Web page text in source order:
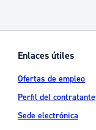
Enlaces útiles
Ofertas de empleo
Perfil del contratante
Sede electrónica